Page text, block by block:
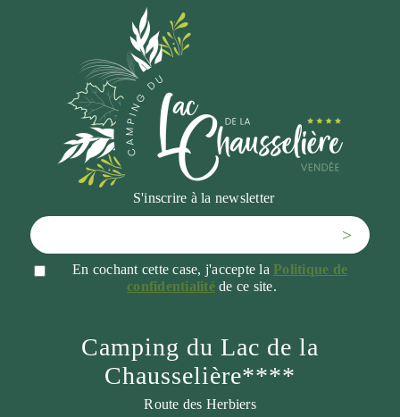
S'inscrire à la newsletter
>
En cochant cette case, j'accepte la Politique de
confidentialitéde ce site.
Camping du Lac de la
Chausselière****
Route des Herbiers